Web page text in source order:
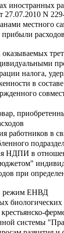
иностранных
27.07.2010 N
местного
налога,
в
работников в
НДПИ в
при
режим ЕНВД
биологических
системы